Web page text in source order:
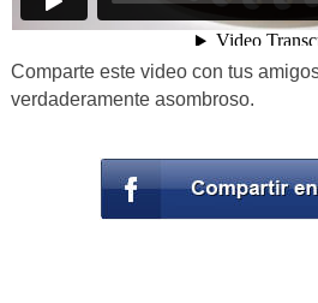
Comparte este video con tus
verdaderamente asombroso.